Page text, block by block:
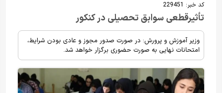
کد خبر: 229451
تأثیرقطعی سوابق تحصیلی در کنکور
وزیر آموزش و پرورش: در صورت صدور مجوز و عادی بودن شرایط،
امتحانات نهایی به صورت حضوری برگزار خواهد شد.